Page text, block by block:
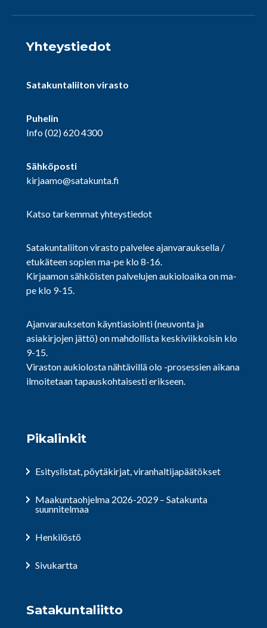
Yhteystiedot
Satakuntaliiton virasto
Puhelin
Info(02) 620 4300
Sähköposti
kirjaamo@satakunta.fi
Katso tarkemmat yhteystiedot
Satakuntaliiton virasto palvelee ajanvarauksella /
etukäteen sopien ma-pe klo 8-16.
Kirjaamon sähköisten palvelujen aukioloaika on ma-
pe klo 9-15.
Ajanvaraukseton käyntiasiointi (neuvonta ja
asiakirjojen jättö) on mahdollista keskiviikkoisin klo
9-15.
Viraston aukiolosta nähtävillä olo -prosessien aikana
ilmoitetaan tapauskohtaisesti erikseen.
Pikalinkit
Esityslistat, pöytäkirjat, viranhaltijapäätökset
Maakuntaohjelma 2026-2029 – Satakunta
suunnitelmaa
Henkilöstö
Sivukartta
Satakuntaliitto